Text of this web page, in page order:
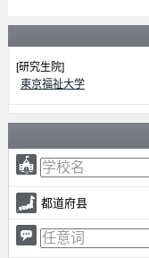
[研究生院]
東京福祉大学
都道府县